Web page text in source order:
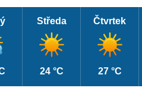
Středa
24 °C
Čtvrtek
27 °C